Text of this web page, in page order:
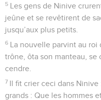
5 Les gens de Ninive
jeûne et se revêtirent de
jusqu’aux plus petits.
6 La nouvelle parvint au roi
trône, ôta son manteau, se
cendre.
7 Il fit crier ceci dans
grands : Que les hommes